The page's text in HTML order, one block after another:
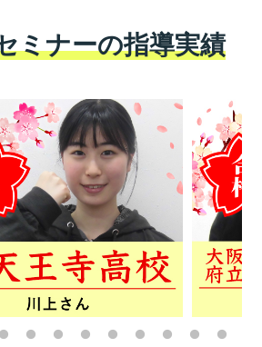
ミナーの指導実績